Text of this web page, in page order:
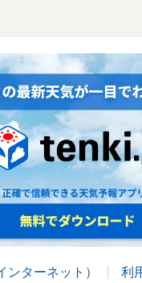
ンターネット ） 利